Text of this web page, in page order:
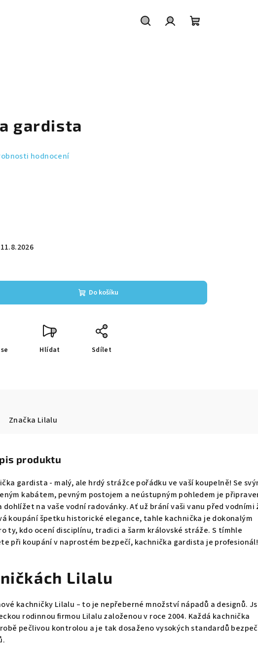
gardista
hodnocení
11.8.2026
Do košíku
Hlídat Sdílet
Značka Lilalu
produktu
gardista - malý, ale hrdý strážce pořádku ve vaší koupelně! Se
kabátem, pevným postojem a neústupným pohledem je
na vaše vodní radovánky. Ať už brání vaši vanu před vodními
koupání špetku historické elegance, tahle kachnička je dokonalým
ty, kdo ocení disciplínu, tradici a šarm královské stráže. S tímhle
při koupání v naprostém bezpečí, kachnička gardista je
Lilalu
kachničky Lilalu – to je nepřeberné množství nápadů a designů.
rodinnou firmou Lilalu založenou v roce 2004. Každá kachnička
pečlivou kontrolou a je tak dosaženo vysokých standardů